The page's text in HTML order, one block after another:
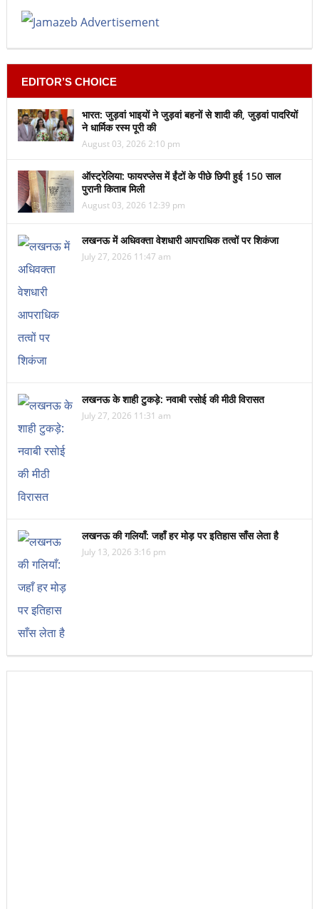
EDITOR’S CHOICE
भारत: जुड़वां भाइयों ने जुड़वां बहनों से शादी की, जुड़वां पादरियों
ने धार्मिक रस्म पूरी की
August 03, 2026 2:10 pm
ऑस्ट्रेलिया: फायरप्लेस में ईंटों के पीछे छिपी हुई 150 साल
पुरानी किताब मिली
August 03, 2026 12:39 pm
लखनऊ में अधिवक्ता वेशधारी आपराधिक तत्वों पर शिकंजा
July 27, 2026 11:47 am
लखनऊ के शाही टुकड़े: नवाबी रसोई की मीठी विरासत
July 27, 2026 11:31 am
लखनऊ की गलियाँ: जहाँ हर मोड़ पर इतिहास साँस लेता है
July 13, 2026 3:16 pm